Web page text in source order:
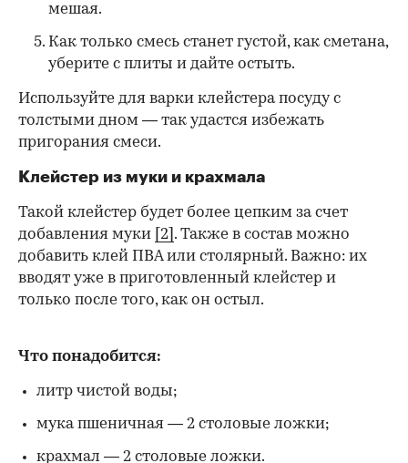
мешая.
Как только смесь станет густой, как сметана,
уберите с плиты и дайте остыть.
Используйте для варки клейстера посуду с
толстыми дном — так удастся избежать
пригорания смеси.
Клейстер из муки и крахмала
Такой клейстер будет более цепким за счет
добавления муки [2] . Также в состав можно
добавить клей ПВА или столярный. Важно: их
вводят уже в приготовленный клейстер и
только после того, как он остыл.
Что понадобится:
литр чистой воды;
мука пшеничная — 2 столовые ложки;
крахмал — 2 столовые ложки.